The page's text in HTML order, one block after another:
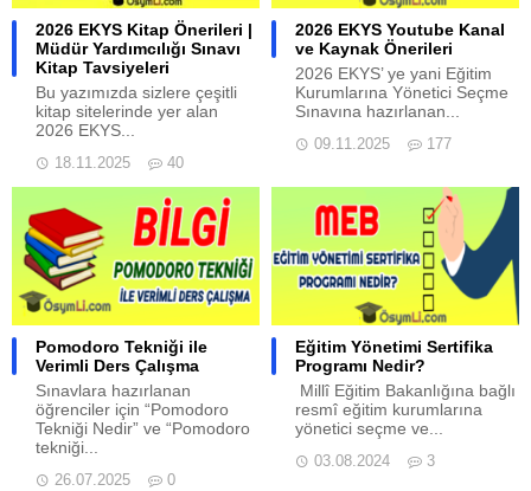
2026 EKYS Kitap Önerileri |
Müdür Yardımcılığı Sınavı
Kitap Tavsiyeleri
Bu yazımızda sizlere çeşitli
kitap sitelerinde yer alan
2026 EKYS...
18.11.2025 40
2026 EKYS Youtube Kanal
ve Kaynak Önerileri
2026 EKYS’ ye yani Eğitim
Kurumlarına Yönetici Seçme
Sınavına hazırlanan...
09.11.2025 177
Pomodoro Tekniği ile
Verimli Ders Çalışma
Sınavlara hazırlanan
öğrenciler için “Pomodoro
Tekniği Nedir” ve “Pomodoro
tekniği...
26.07.2025 0
Eğitim Yönetimi Sertifika
Programı Nedir?
Millî Eğitim Bakanlığına bağlı
resmî eğitim kurumlarına
yönetici seçme ve...
03.08.2024 3